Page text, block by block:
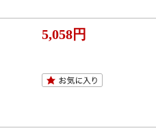
5,058円